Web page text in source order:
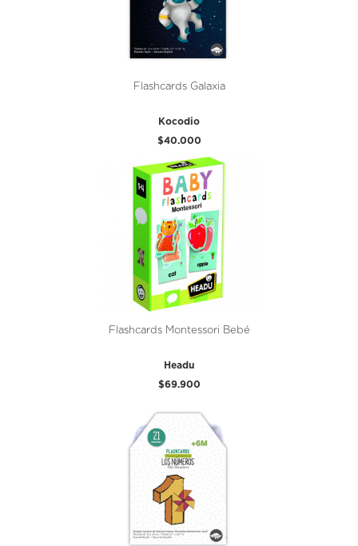
Flashcards Galaxia
Kocodio
$40.000
Flashcards Montessori Bebé
Headu
$69.900